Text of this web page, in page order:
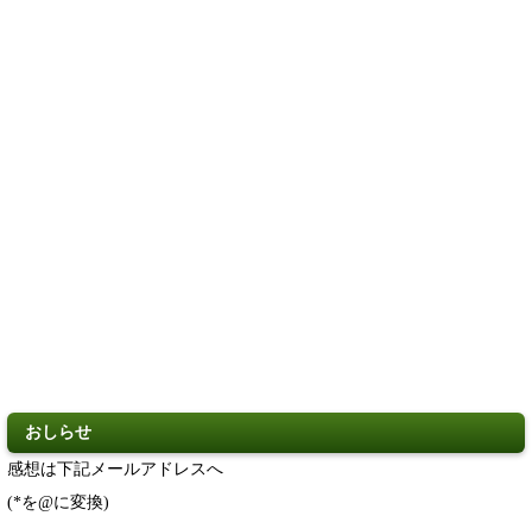
おしらせ
感想は下記メールアドレスへ
(*を@に変換)